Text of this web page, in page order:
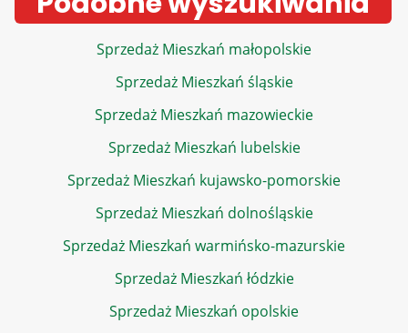
Sprzedaż Mieszkań małopolskie
Sprzedaż Mieszkań śląskie
Sprzedaż Mieszkań mazowieckie
Sprzedaż Mieszkań lubelskie
Sprzedaż Mieszkań kujawsko-pomorskie
Sprzedaż Mieszkań dolnośląskie
Sprzedaż Mieszkań warmińsko-mazurskie
Sprzedaż Mieszkań łódzkie
Sprzedaż Mieszkań opolskie